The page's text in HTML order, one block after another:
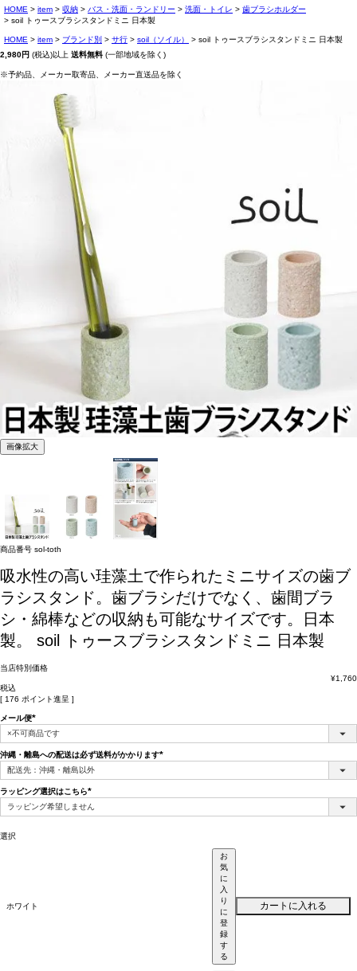
HOME item 収納 バス・洗面・ランドリー 洗面・トイレ
歯ブラシホルダー
soil トゥースブラシスタンドミニ 日本製
HOME item ブランド別 サ行 soil（ソイル）
soil トゥースブラシスタンドミニ 日本製
2,980円 (税込)以上 送料無料 (一部地域を除く)
※予約品、メーカー取寄品、メーカー直送品を除く
画像拡大
商品番号 sol-toth
吸水性の高い珪藻土で作られたミニサイズの歯ブ
ラシスタンド。歯ブラシだけでなく、歯間ブラ
シ・綿棒などの収納も可能なサイズです。日本
製。
soil トゥースブラシスタンドミニ 日本製
当店特別価格
¥1,760
税込
[ 176 ポイント進呈 ]
メール便
(必
須)
沖縄・離島への配送は必ず送料がかかります
ラッピング選択はこちら
(必
選択
ホワイト
お
気
に
入
り
に
登
録
す
る
カートに入れる